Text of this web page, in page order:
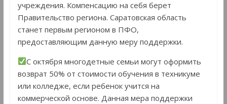
учреждения. Компенсацию на себя берет
Правительство региона. Саратовская область
станет первым регионом в ПФО,
предоставляющим данную меру поддержки.
С октября многодетные семьи могут оформить
возврат 50% от стоимости обучения в техникуме
или колледже, если ребенок учится на
коммерческой основе. Данная мера поддержки